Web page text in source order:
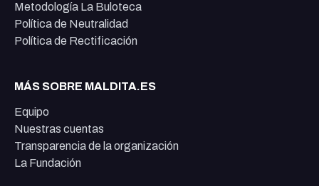
Metodología La Buloteca
Política de Neutralidad
Política de Rectificación
MÁS SOBRE MALDITA.ES
Equipo
Nuestras cuentas
Transparencia de la organización
La Fundación